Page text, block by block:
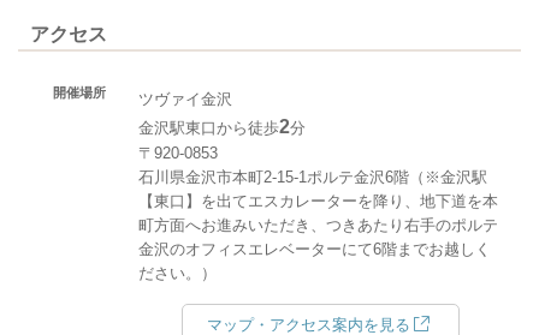
アクセス
開催場所
ツヴァイ金沢
金沢駅東口から徒歩2分
〒920-0853
石川県金沢市本町2-15-1ポルテ金沢6階（※金沢駅
【東口】を出てエスカレーターを降り、地下道を本
町方面へお進みいただき、つきあたり右手のポルテ
金沢のオフィスエレベーターにて6階までお越しく
ださい。）
マップ・アクセス案内を見る